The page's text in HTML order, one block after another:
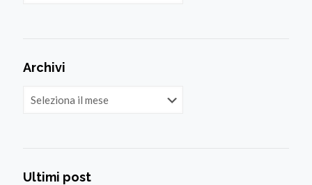
Archivi
Ultimi post